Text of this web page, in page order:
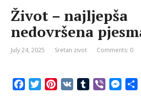
Život – najljepša
nedovršena
July 24, 2025 Sretan zivot Comments: 0
T
M